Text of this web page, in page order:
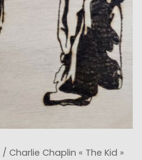
/ Charlie Chaplin « The Kid »